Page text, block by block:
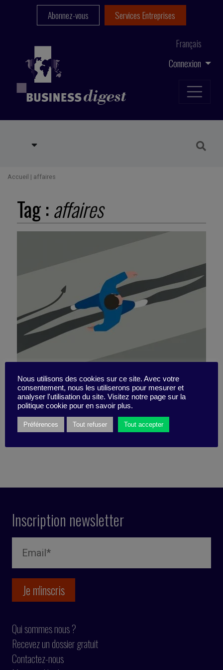
Connexion
Français
Abonnez-vous Services Entreprises
Accueil | affaires
Tag :affaires
Le prix de l’éthique
16 décembre 2019
Inscription newsletter
Qui sommes nous ?
Recevez un dossier gratuit
Contactez-nous
Nous utilisons des cookies sur ce site. Avec votre
consentement, nous les utiliserons pour mesurer et
analyser l'utilisation du site. Visitez notre page sur la
politique cookie pour en savoir plus.
Préférences Tout refuser Tout accepter